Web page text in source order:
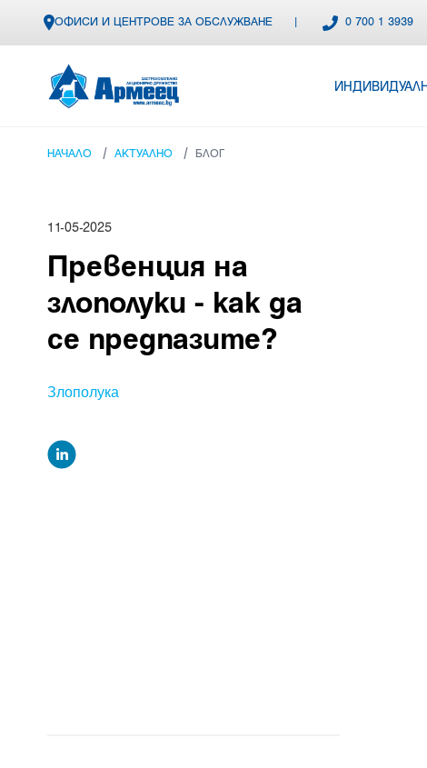
ОФИСИ И ЦЕНТРОВЕ ЗА ОБСЛУЖВАНЕ 0 700 1 3939
НАЧАЛО / АКТУАЛНО / БЛОГ
11-05-2025
Превенция на
злополуки - как да
се предпазите?
Злополука